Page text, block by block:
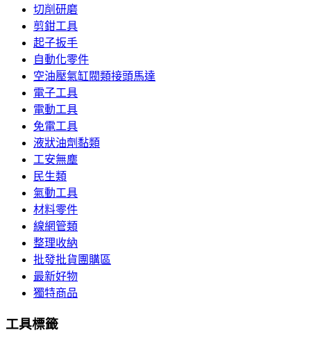
切削研磨
剪鉗工具
起子扳手
自動化零件
空油壓氣缸閥類接頭馬達
電子工具
電動工具
免電工具
液狀油劑黏類
工安無塵
民生類
氣動工具
材料零件
線網管類
整理收納
批發批貨團購區
最新好物
獨特商品
工具標籤